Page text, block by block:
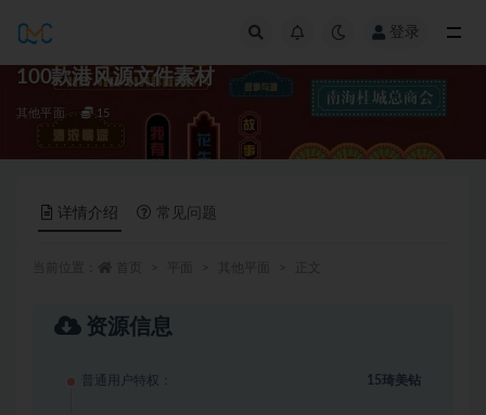
登录
100款港风源文件素材
其他平面 15
详情介绍 常见问题
资源信息
普通用户特权： 15琦美钻